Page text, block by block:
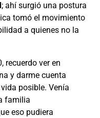
; ahí surgió una postura
tomó el movimiento
a quienes no la
recuerdo ver en
y darme cuenta
posible. Venía
familia
eso pudiera